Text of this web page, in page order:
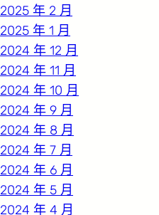
2025 年 2 月
2025 年 1 月
2024 年 12 月
2024 年 11 月
2024 年 10 月
2024 年 9 月
2024 年 8 月
2024 年 7 月
2024 年 6 月
2024 年 5 月
2024 年 4 月